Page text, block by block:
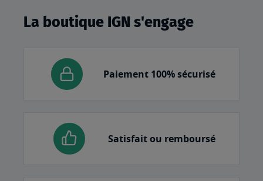
La boutique IGN s'engage
Paiement 100% sécurisé
Satisfait ou remboursé